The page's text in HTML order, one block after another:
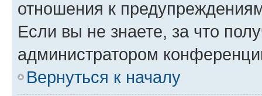
отношения к
Если вы не знаете, за что
администратором
Вернуться к началу